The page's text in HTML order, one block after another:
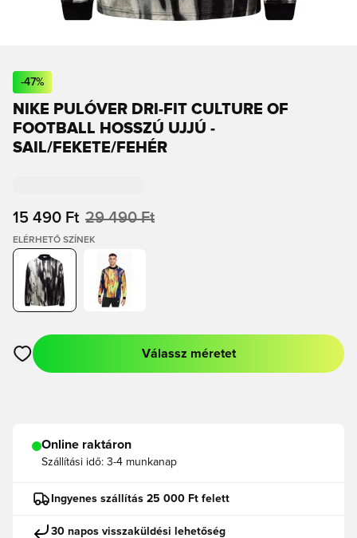
-47%
NIKE PULÓVER DRI-FIT CULTURE OF
FOOTBALL HOSSZÚ UJJÚ -
SAIL/FEKETE/FEHÉR
15 490 Ft 29 490 Ft
ELÉRHETŐ SZÍNEK
Megnyit egy modált a bejelentkezéshez vagy a tagként való
Válassz méretet
Online raktáron
Szállítási idő: 3-4 munkanap
Ingyenes szállítás 25 000 Ft felett
30 napos visszaküldési lehetőség